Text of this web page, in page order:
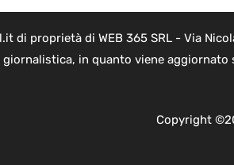
di proprietà di WEB 365 SRL - Via
giornalistica, in quanto viene
Copyright